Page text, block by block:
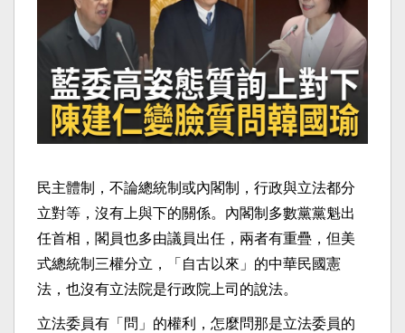
民主體制，不論總統制或內閣制，行政與立法都分
立對等，沒有上與下的關係。內閣制多數黨黨魁出
任首相，閣員也多由議員出任，兩者有重疊，但美
式總統制三權分立，「自古以來」的中華民國憲
法，也沒有立法院是行政院上司的說法。
立法委員有「問」的權利，怎麼問那是立法委員的